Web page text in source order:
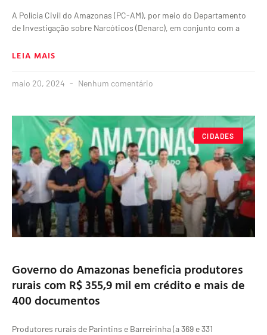
A Polícia Civil do Amazonas (PC-AM), por meio do Departamento
de Investigação sobre Narcóticos (Denarc), em conjunto com a
LEIA MAIS
maio 20, 2024 Nenhum comentário
CIDADES
Governo do Amazonas beneficia produtores
rurais com R$ 355,9 mil em crédito e mais de
400 documentos
Produtores rurais de Parintins e Barreirinha (a 369 e 331